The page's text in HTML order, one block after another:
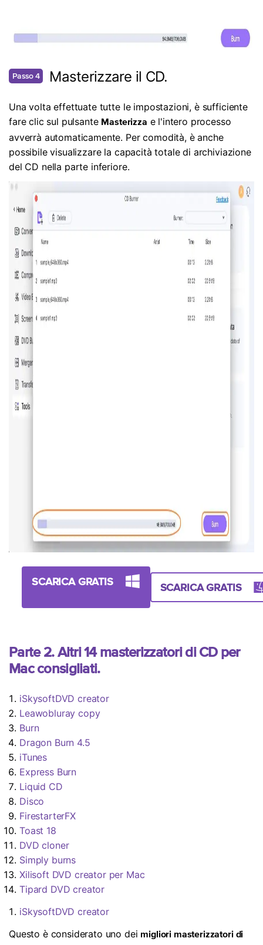
Passo 4 Masterizzare il CD.
Una volta effettuate tutte le impostazioni, è sufficiente
fare clic sul pulsante Masterizza e l'intero processo
avverrà automaticamente. Per comodità, è anche
possibile visualizzare la capacità totale di archiviazione
del CD nella parte inferiore.
SCARICA GRATIS SCARICA GRATIS
Parte 2. Altri 14 masterizzatori di CD per
Mac consigliati.
iSkysoftDVD creator
Leawobluray copy
Burn
Dragon Burn 4.5
iTunes
Express Burn
Liquid CD
Disco
FirestarterFX
Toast 18
DVD cloner
Simply burns
Xilisoft DVD creator per Mac
Tipard DVD creator
iSkysoftDVD creator
Questo è considerato uno dei migliori masterizzatori di